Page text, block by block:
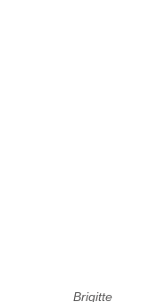
Brigitte